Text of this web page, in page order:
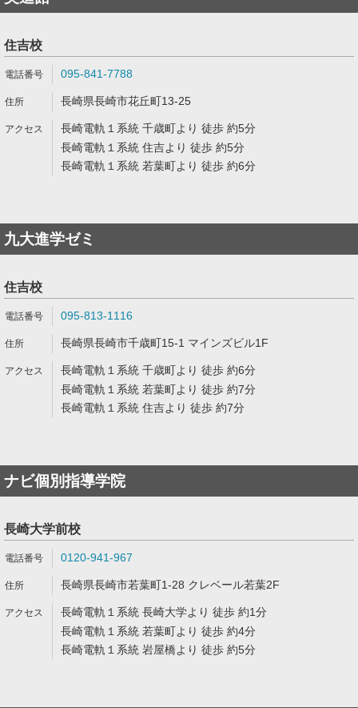
住吉校
095-841-7788
長崎県長崎市花丘町13-25
長崎電軌１系統 千歳町より 徒歩 約5分
長崎電軌１系統 住吉より 徒歩 約5分
長崎電軌１系統 若葉町より 徒歩 約6分
九大進学ゼミ
住吉校
095-813-1116
長崎県長崎市千歳町15-1 マインズビル1F
長崎電軌１系統 千歳町より 徒歩 約6分
長崎電軌１系統 若葉町より 徒歩 約7分
長崎電軌１系統 住吉より 徒歩 約7分
ナビ個別指導学院
長崎大学前校
0120-941-967
長崎県長崎市若葉町1-28 クレベール若葉2F
長崎電軌１系統 長崎大学より 徒歩 約1分
長崎電軌１系統 若葉町より 徒歩 約4分
長崎電軌１系統 岩屋橋より 徒歩 約5分